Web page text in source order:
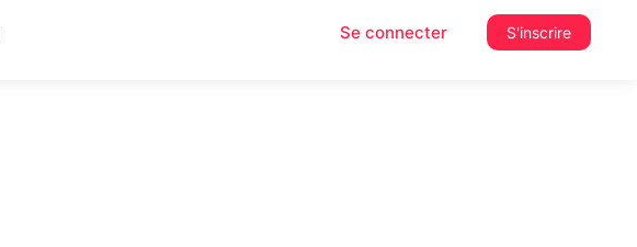
Se connecter S'inscrire